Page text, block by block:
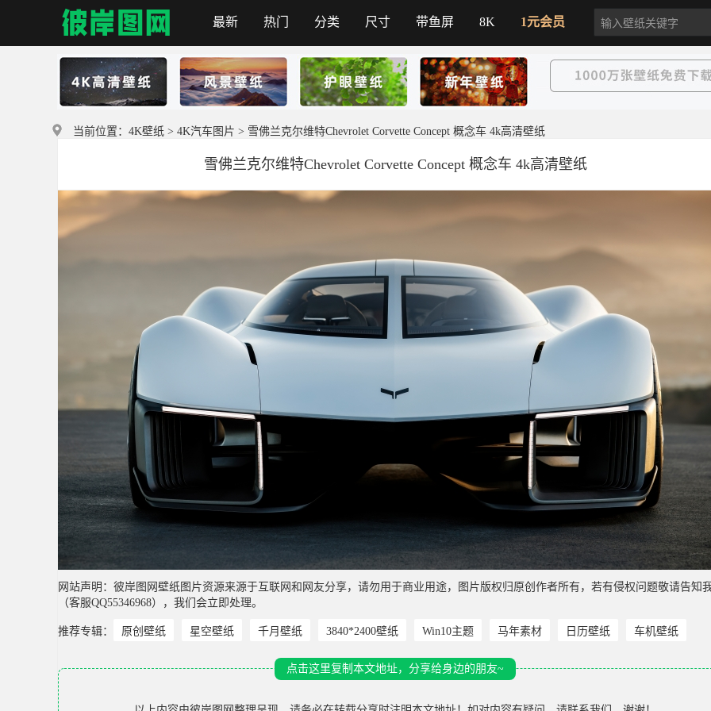
首页
最新 热门 分类 尺寸 带鱼屏 8K 1元会员
当前位置： 4K壁纸 > 4K汽车图片 > 雪佛兰克尔维特Chevrolet Corvette Concept 概念车 4k高清壁纸
雪佛兰克尔维特Chevrolet Corvette Concept 概念车 4k高清壁纸
网站声明：彼岸图网壁纸图片资源来源于互联网和网友分享，请勿用于商业用途，图片版权归原创作者所有，若有侵权问题敬请告知
（客服QQ55346968），我们会立即处理。
推荐专辑： 原创壁纸 星空壁纸 千月壁纸 3840*2400壁纸 Win10主题 马年素材 日历壁纸 车机壁纸
点击这里复制本文地址，分享给身边的朋友~